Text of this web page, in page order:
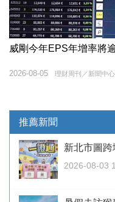
威剛今年EPS年增率將
理財周刊／新聞中心
2026-08-05
推薦新聞
新北市圖
2026-08-03